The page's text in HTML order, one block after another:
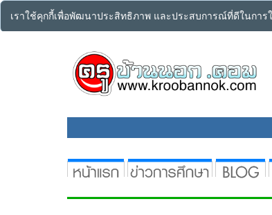
เราใช้คุกกี้เพื่อพัฒนาประสิทธิภาพ และประสบการณ์ที่ดีในกา